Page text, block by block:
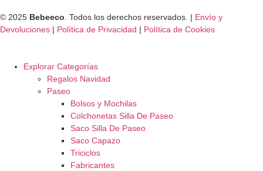
© 2025 Bebeeco . Todos los derechos reservados. | Envío y
Devoluciones | Política de Privacidad | Política de Cookies
Explorar Categorías
Regalos Navidad
Paseo
Bolsos y Mochilas
Colchonetas Silla De Paseo
Saco Silla De Paseo
Saco Capazo
Triciclos
Fabricantes